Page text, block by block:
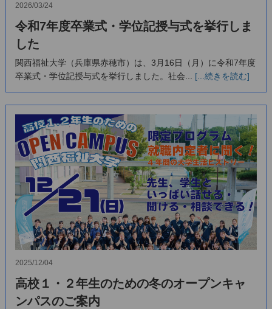
2026/03/24
令和7年度卒業式・学位記授与式を挙行しま
した
関西福祉大学（兵庫県赤穂市）は、3月16日（月）に令和7年度
卒業式・学位記授与式を挙行しました。社会... [...続きを読む]
2025/12/04
高校１・２年生のための冬のオープンキャ
ンパスのご案内